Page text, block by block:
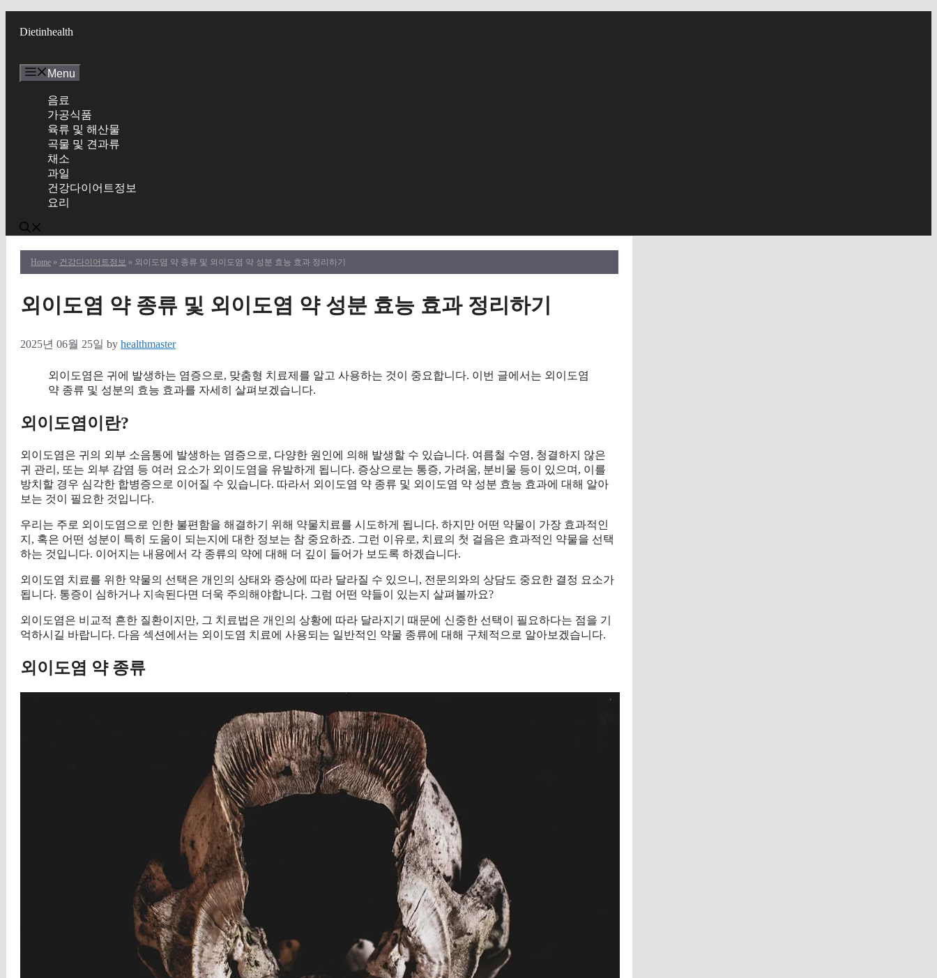
Dietinhealth
Menu
음료
가공식품
육류 및 해산물
곡물 및 견과류
채소
과일
건강다이어트정보
요리
Home » 건강다이어트정보 » 외이도염 약 종류 및 외이도염 약 성분 효능 효과 정리하기
외이도염 약 종류 및 외이도염 약 성분 효능 효과 정리하기
2025년 06월 25일 by healthmaster
외이도염은 귀에 발생하는 염증으로, 맞춤형 치료제를 알고 사용하는 것이 중요합니다. 이번 글에서는 외이도염
약 종류 및 성분의 효능 효과를 자세히 살펴보겠습니다.
외이도염이란?
외이도염은 귀의 외부 소음통에 발생하는 염증으로, 다양한 원인에 의해 발생할 수 있습니다. 여름철 수영, 청결하지 않은
귀 관리, 또는 외부 감염 등 여러 요소가 외이도염을 유발하게 됩니다. 증상으로는 통증, 가려움, 분비물 등이 있으며, 이를
방치할 경우 심각한 합병증으로 이어질 수 있습니다. 따라서 외이도염 약 종류 및 외이도염 약 성분 효능 효과에 대해 알아
보는 것이 필요한 것입니다.
우리는 주로 외이도염으로 인한 불편함을 해결하기 위해 약물치료를 시도하게 됩니다. 하지만 어떤 약물이 가장 효과적인
지, 혹은 어떤 성분이 특히 도움이 되는지에 대한 정보는 참 중요하죠. 그런 이유로, 치료의 첫 걸음은 효과적인 약물을 선택
하는 것입니다. 이어지는 내용에서 각 종류의 약에 대해 더 깊이 들어가 보도록 하겠습니다.
외이도염 치료를 위한 약물의 선택은 개인의 상태와 증상에 따라 달라질 수 있으니, 전문의와의 상담도 중요한 결정 요소가
됩니다. 통증이 심하거나 지속된다면 더욱 주의해야합니다. 그럼 어떤 약들이 있는지 살펴볼까요?
외이도염은 비교적 흔한 질환이지만, 그 치료법은 개인의 상황에 따라 달라지기 때문에 신중한 선택이 필요하다는 점을 기
억하시길 바랍니다. 다음 섹션에서는 외이도염 치료에 사용되는 일반적인 약물 종류에 대해 구체적으로 알아보겠습니다.
외이도염 약 종류